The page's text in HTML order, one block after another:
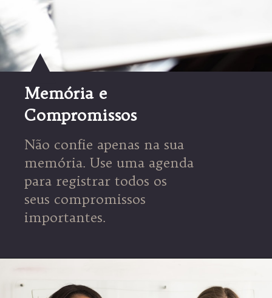
Memória e
Compromissos
Não confie apenas na sua
memória. Use uma agenda
para registrar todos os
seus compromissos
importantes.